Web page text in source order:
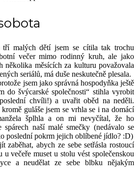
tří malých dětí jsem se cítila tak trochu
večer mimo rodinný kruh, ale jako
několika měsících za kulturu považovala
seriálů, má duše neskutečně plesala.
jsem jako správná hospodyňka ještě
do švýcarské společnosti“ stihla vyrobit
chvíli!) a uvařit oběd na neděli.
guláše jsem se vrhla se i na domácí
šplhla a on mi nevyčítal, že ho
spárech naší malé smečky (nedávalo se
poslední pokrm jejich oblíbené jídlo? :D)
zaběhat, abych ze sebe setřásla rostoucí
večeře muset u stolu vést společenskou
a neudělat ze sebe blbku nějakým